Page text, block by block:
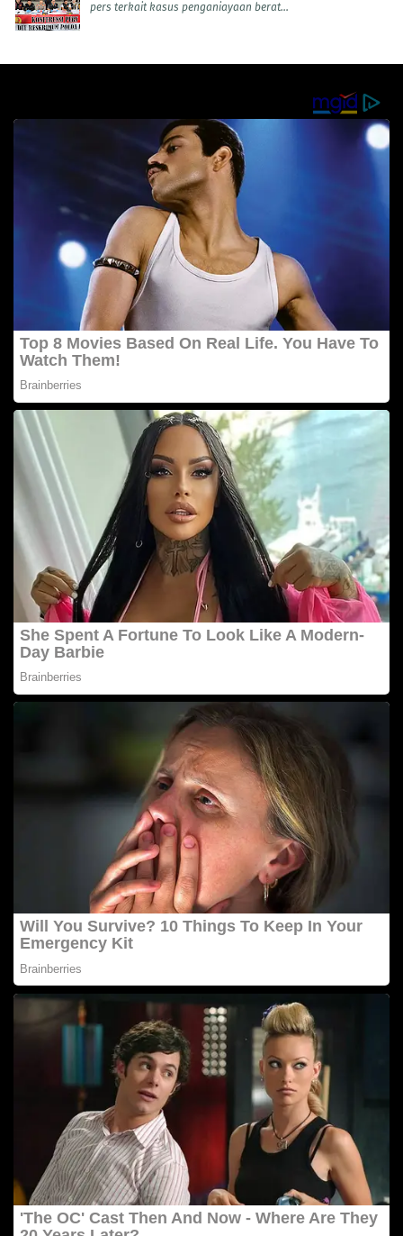
pers terkait kasus penganiayaan berat...